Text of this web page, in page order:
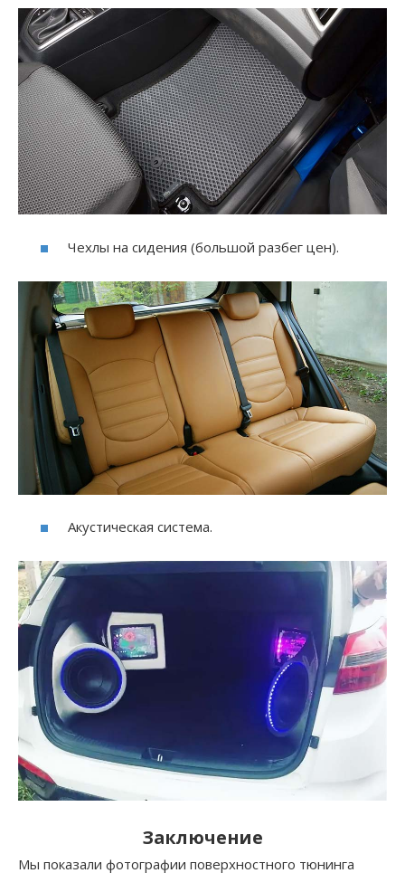
Чехлы на сидения (большой разбег цен).
Акустическая система.
Заключение
Мы показали фотографии поверхностного тюнинга